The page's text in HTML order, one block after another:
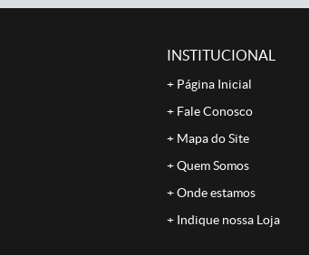
INSTITUCIONAL
Página Inicial
Fale Conosco
Mapa do Site
Quem Somos
Onde estamos
Indique nossa Loja